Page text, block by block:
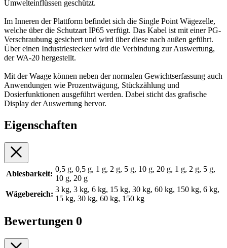
Umwelteinflüssen geschützt.
Im Inneren der Plattform befindet sich die Single Point Wägezelle,
welche über die Schutzart IP65 verfügt. Das Kabel ist mit einer PG-
Verschraubung gesichert und wird über diese nach außen geführt.
Über einen Industriestecker wird die Verbindung zur Auswertung,
der WA-20 hergestellt.
Mit der Waage können neben der normalen Gewichtserfassung auch
Anwendungen wie Prozentwägung, Stückzählung und
Dosierfunktionen ausgeführt werden. Dabei sticht das grafische
Display der Auswertung hervor.
Eigenschaften
Ablesbarkeit:
0,5 g, 0,5 g, 1 g, 2 g, 5 g, 10 g, 20 g, 1 g, 2 g, 5 g,
10 g, 20 g
Wägebereich:
3 kg, 3 kg, 6 kg, 15 kg, 30 kg, 60 kg, 150 kg, 6 kg,
15 kg, 30 kg, 60 kg, 150 kg
Bewertungen 0